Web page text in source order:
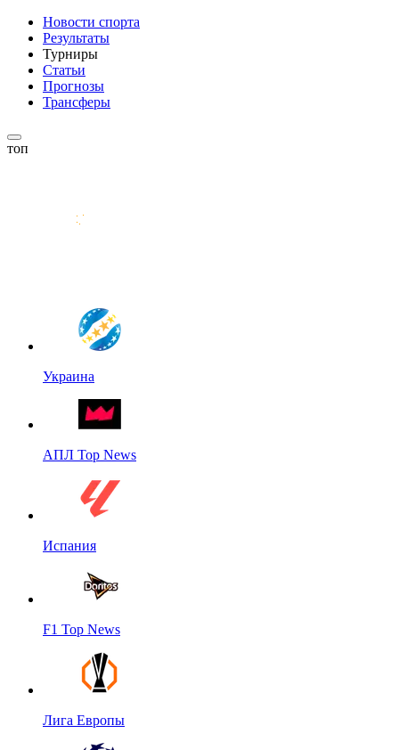
Новости спорта
Результаты
Турниры
Статьи
Прогнозы
Трансферы
топ
Украина
АПЛ Top News
Испания
F1 Top News
Лига Европы